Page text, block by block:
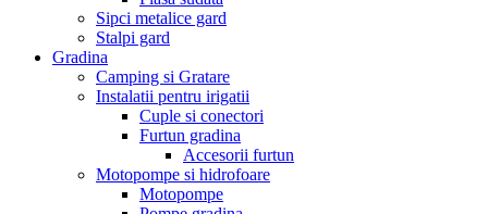
Sipci metalice gard
Stalpi gard
Gradina
Camping si Gratare
Instalatii pentru irigatii
Cuple si conectori
Furtun gradina
Accesorii furtun
Motopompe si hidrofoare
Motopompe